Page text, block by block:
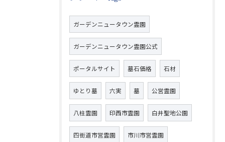
ガーデンニュータウン霊園
ガーデンニュータウン霊園公式
ポータルサイト 墓石価格 石材
ゆとり墓 六実 墓 公営霊園
八柱霊園 印西市霊園 白井聖地公園
四街道市営霊園 市川市営霊園